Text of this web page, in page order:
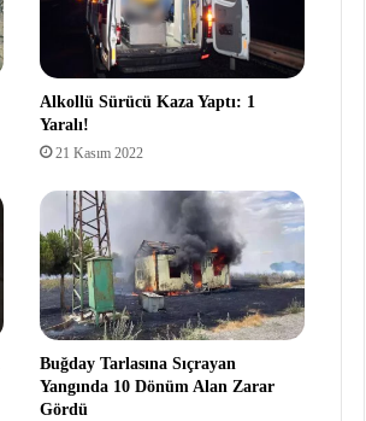
Alkollü Sürücü Kaza Yaptı: 1
Yaralı!
21 Kasım 2022
Buğday Tarlasına Sıçrayan
Yangında 10 Dönüm Alan Zarar
Gördü